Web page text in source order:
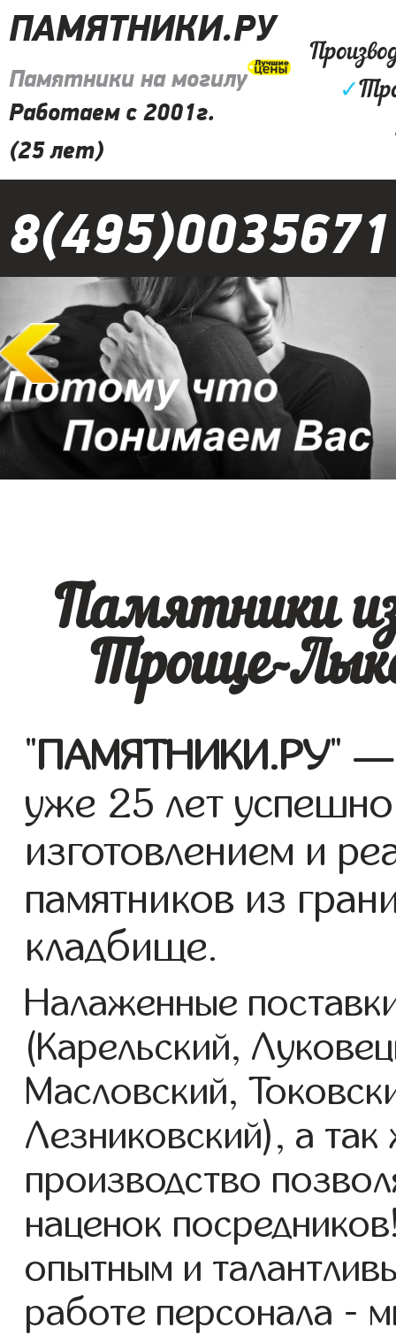
ПАМЯТНИКИ.РУ
Памятники на могилу
Работаем с 2001г.
(25 лет)
✓
8(495)0035671
Памятники
Троице-
"ПАМЯТНИКИ.РУ" —
уже 25 лет
изготовлением и
памятников из
кладбище.
Налаженные
(Карельский,
Масловский,
Лезниковский), а
производство
наценок
опытным и
работе персонала -